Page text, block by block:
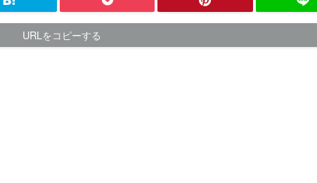
URLをコピーする